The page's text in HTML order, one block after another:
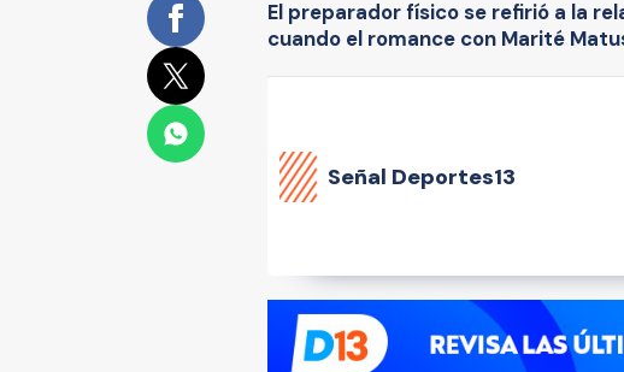
El preparador físico se refirió a la
cuando el romance con Marité
Señal Deportes13